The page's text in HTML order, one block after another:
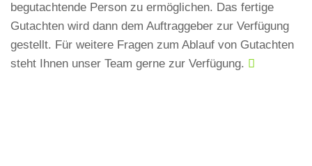
begutachtende Person zu ermöglichen. Das fertige
Gutachten wird dann dem Auftraggeber zur Verfügung
gestellt. Für weitere Fragen zum Ablauf von Gutachten
steht Ihnen unser Team gerne zur Verfügung.